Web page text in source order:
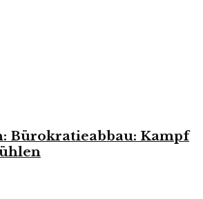
Bürokratieabbau: Kampf